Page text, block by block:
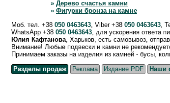
» Дерево счастья камни
» Фигурки бронза на камне
Моб. тел. +38 050 0463643 , Viber +38 050 0463643 ,
WhatsApp +38 050 0463643 , для ускорения ответа
Юлия Кафтанова , Харьков, есть самовывоз,
Внимание! Любые подвески и камни не
Принимаем заказы на изделия из камней - бусы,
Разделы продаж Реклама Издание PDF Наши